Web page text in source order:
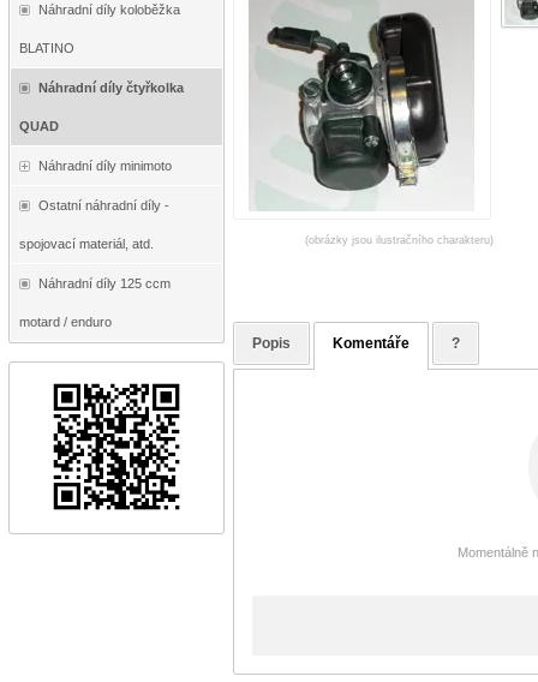
Náhradní díly koloběžka
BLATINO
Náhradní díly čtyřkolka
QUAD
Náhradní díly minimoto
Ostatní náhradní díly -
spojovací materiál, atd.
Náhradní díly 125 ccm
motard / enduro
(obrázky jsou ilustračního charakteru)
Popis Komentáře ?
Momentálně